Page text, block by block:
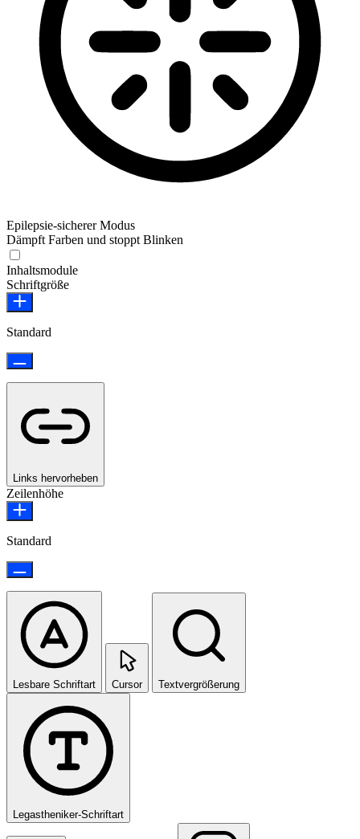
Epilepsie-sicherer Modus
Dämpft Farben und stoppt Blinken
Inhaltsmodule
Schriftgröße
Standard
Links hervorheben
Zeilenhöhe
Standard
Lesbare Schriftart Cursor Textvergrößerung
Legastheniker-Schriftart